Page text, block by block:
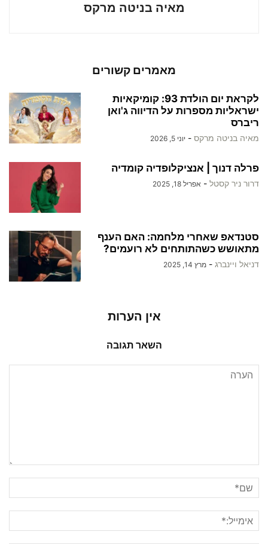
מאיה בניטה מרקס
מאמרים קשורים
לקראת יום הולדת 93: קומיקאיות
ישראליות מספרות על הדיווה ג'ואן
ריברס
מאיה בניטה מרקס - יוני 5, 2026
פרלה דנוך | אנציקלופדיה קומדיה
דרור ניר קסטל - אפריל 18, 2025
סטנדאפ שאחרי מלחמה: האם הענף
מתאושש כשהתותחים לא רועמים?
דניאל ויינברג - מרץ 14, 2025
אין הערות
השאר תגובה